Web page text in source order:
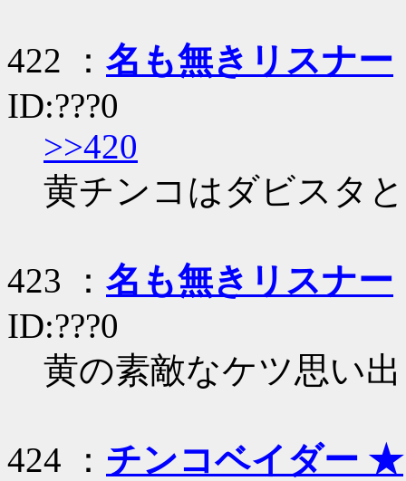
422 ： 名も無きリスナー
ID:???0
>>420
黄チンコはダビスタ
423 ： 名も無きリスナー
ID:???0
黄の素敵なケツ思い
424 ： チンコベイダー ★